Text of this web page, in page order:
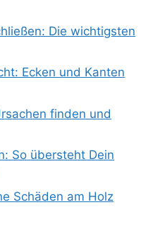
Die wichtigsten
Ecken und Kanten
finden und
So übersteht Dein
Schäden am Holz